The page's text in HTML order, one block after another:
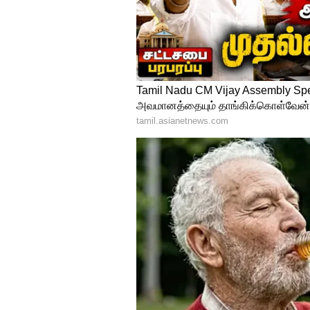
இதனால் பொதுமக்கள் எந்த
இருக்கும் அளவுக்கு மழை
மாவட்டம் மயிலத்தில் 51 செ.மீ.,
புதுச்சேரியில் 20
விழுப்புரம் மாவட்டத்தில்
நீரில் மூழ்கியதால்